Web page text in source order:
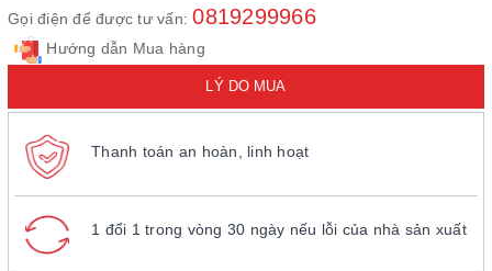
Gọi điện để được tư vấn:0819299966
Hướng dẫn Mua hàng
LÝ DO MUA
Thanh toán an hoàn, linh hoạt
1 đổi 1 trong vòng 30 ngày nếu lỗi của nhà sản xuất